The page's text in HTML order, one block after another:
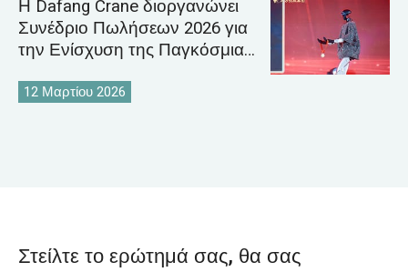
Η Dafang Crane διοργανώνει
Συνέδριο Πωλήσεων 2026 για
την Ενίσχυση της Παγκόσμιας
12 Μαρτίου 2026
Στείλτε το ερώτημά σας, θα σας